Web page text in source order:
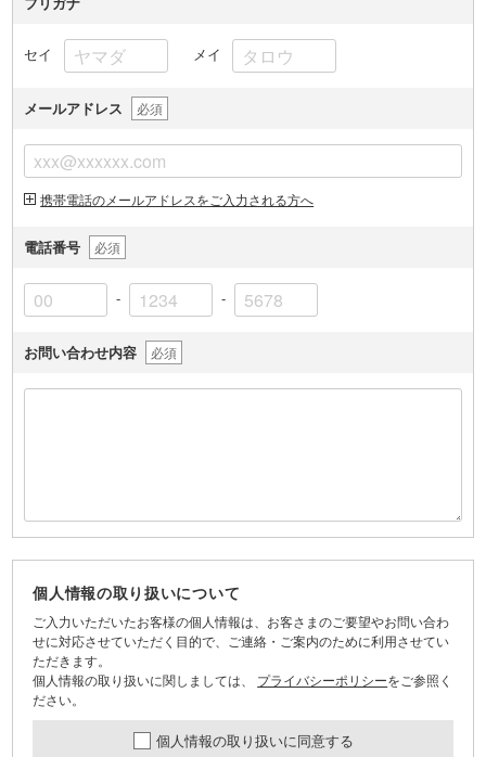
セイ メイ
メールアドレス 必須
携帯電話のメールアドレスをご入力される方へ
電話番号 必須
- -
お問い合わせ内容 必須
個人情報の取り扱いについて
ご入力いただいたお客様の個人情報は、お客さまのご要望やお問い合わ
せに対応させていただく目的で、ご連絡・ご案内のために利用させてい
ただきます。
個人情報の取り扱いに関しましては、 プライバシーポリシーをご参照く
ださい。
個人情報の取り扱いに同意する